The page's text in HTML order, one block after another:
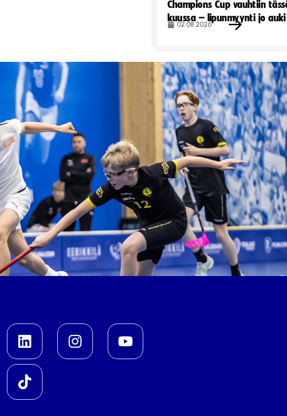
Champions Cup vauhtiin
kuussa – lipunmyynti jo auki
02.08.2026